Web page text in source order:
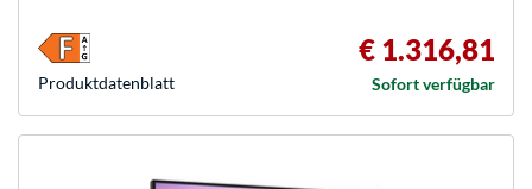
€ 1.316,81
Sofort verfügbar
Produkt­datenblatt